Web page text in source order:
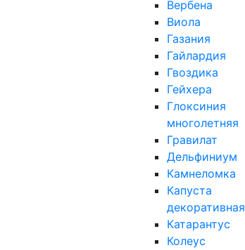
Вербена
Виола
Газания
Гайлардия
Гвоздика
Гейхера
Глоксиния
многолетняя
Гравилат
Дельфиниум
Камнеломка
Капуста
декоративная
Катарантус
Колеус